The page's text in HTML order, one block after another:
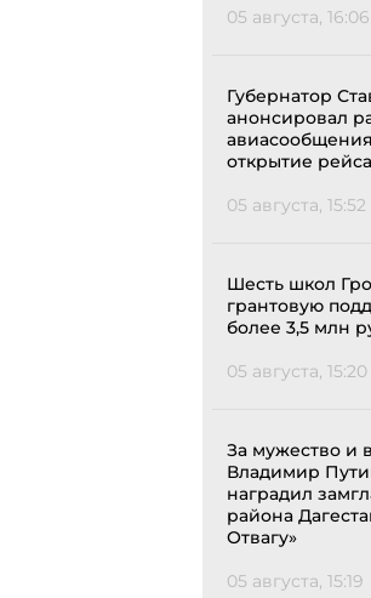
05 августа, 16:06
Губернатор
анонсировал
открытие
05 августа, 15:52
Шесть школ
грантовую
более 3,5 млн
05 августа, 15:20
За мужество и
Владимир
наградил
района
Отвагу»
05 августа, 15:19